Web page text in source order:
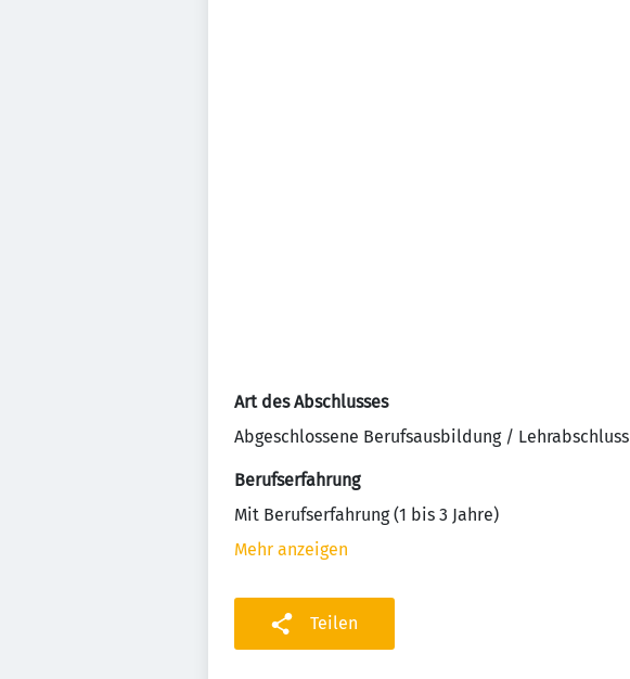
Art des Abschlusses
Abgeschlossene Berufsausbildung / Lehrabschluss
Berufserfahrung
Mit Berufserfahrung (1 bis 3 Jahre)
Mehr anzeigen
Teilen